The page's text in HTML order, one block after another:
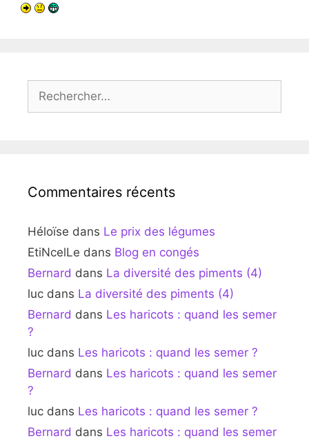
Rechercher :
Commentaires récents
Héloïse dans Le prix des légumes
EtiNcelLe dans Blog en congés
Bernard dans La diversité des piments (4)
luc dans La diversité des piments (4)
Bernard dans Les haricots : quand les semer
?
luc dans Les haricots : quand les semer ?
Bernard dans Les haricots : quand les semer
?
luc dans Les haricots : quand les semer ?
Bernard dans Les haricots : quand les semer